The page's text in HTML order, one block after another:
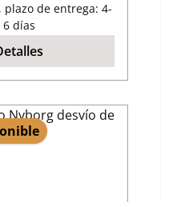
plazo de entrega: 4-
6 días